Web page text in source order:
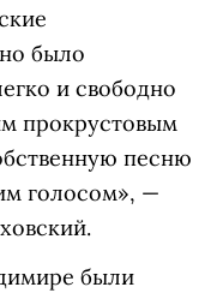
было
и свободно
прокрустовым
песню
голосом», —
были